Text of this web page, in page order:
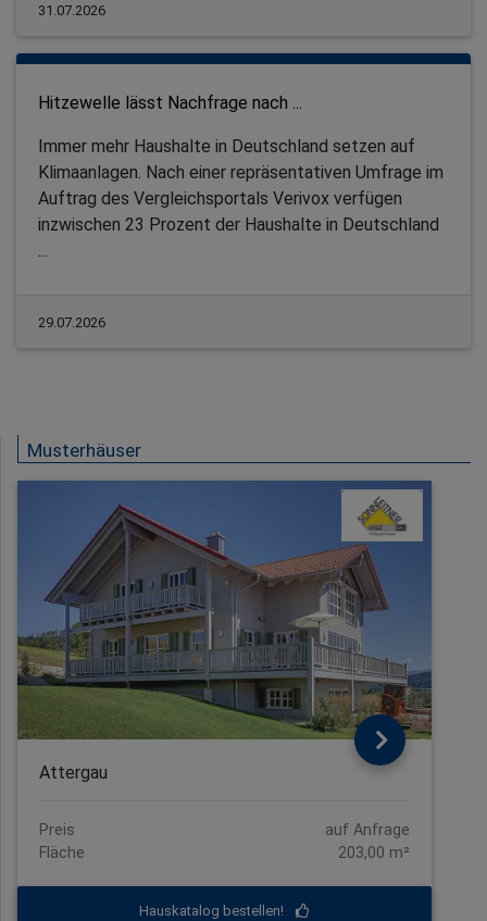
31.07.2026
Hitzewelle lässt Nachfrage nach ...
Immer mehr Haushalte in Deutschland setzen auf
Klimaanlagen. Nach einer repräsentativen Umfrage im
Auftrag des Vergleichsportals Verivox verfügen
inzwischen 23 Prozent der Haushalte in Deutschland
29.07.2026
Musterhäuser
Attergau
Preis
auf Anfrage
Fläche
203,00 m²
Hauskatalog bestellen!